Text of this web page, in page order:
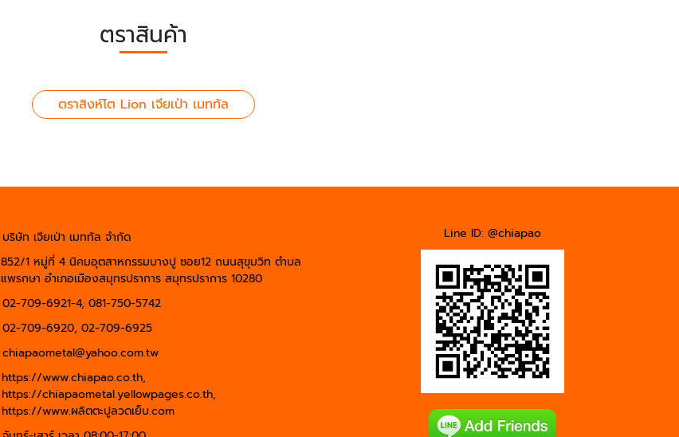
ตราสินค้า
ตราสิงห์โต Lion เจียเป่า เมททัล
บริษัท เจียเป่า เมททัล จำกัด
852/1 หมู่ที่ 4 นิคมอุตสาหกรรมบางปู ซอย12 ถนนสุขุมวิท ตำบล
แพรกษา อำเภอเมืองสมุทรปราการ สมุทรปราการ 10280
02-709-6921-4, 081-750-5742
02-709-6920, 02-709-6925
chiapaometal@yahoo.com.tw
https://www.chiapao.co.th,
https://chiapaometal.yellowpages.co.th,
https://www.ผลิตตะปูลวดเย็บ.com
Line ID: @chiapao